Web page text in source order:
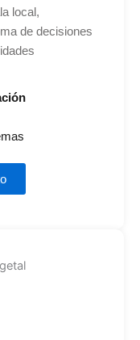
local,
de decisiones